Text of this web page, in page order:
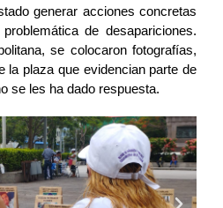
generar acciones concretas
de desapariciones.
se colocaron fotografías,
la plaza que evidencian parte de
se les ha dado respuesta.